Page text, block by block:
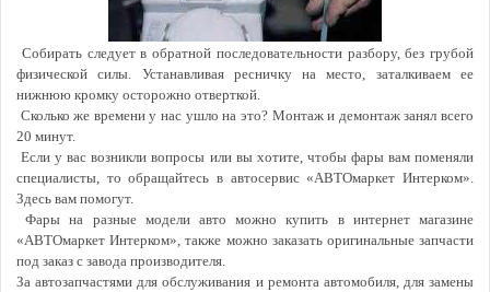
Собирать следует в обратной последовательности разбору, без грубой
физической силы. Устанавливая ресничку на место, заталкиваем ее
нижнюю кромку осторожно отверткой.
Сколько же времени у нас ушло на это? Монтаж и демонтаж занял всего
20 минут.
Если у вас возникли вопросы или вы хотите, чтобы фары вам поменяли
специалисты, то обращайтесь в автосервис «АВТОмаркет Интерком».
Здесь вам помогут.
Фары на разные модели авто можно купить в интернет магазине
«АВТОмаркет Интерком», также можно заказать оригинальные запчасти
под заказ с завода производителя.
За автозапчастями для обслуживания и ремонта автомобиля, для замены